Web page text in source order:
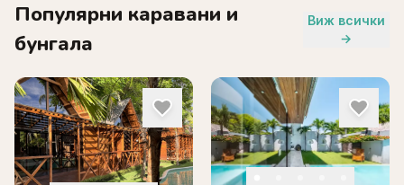
Популярни каравани и
бунгала
Виж всички
→